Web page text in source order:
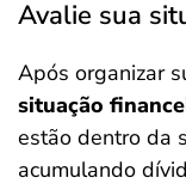
Avalie sua
Após organizar
situação
estão dentro da
acumulando